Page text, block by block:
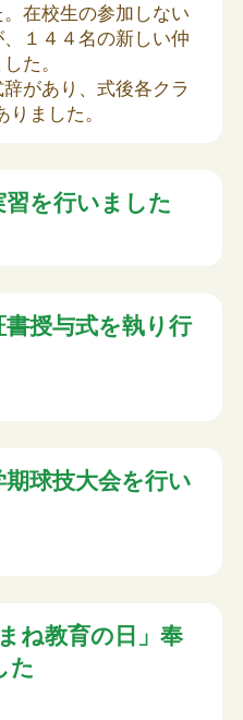
在校生の参加しない
１４４名の新しい仲
た。
があり、式後各クラ
ました。
を行いました
授与式を執り行
球技大会を行い
ね教育の日」奉
た